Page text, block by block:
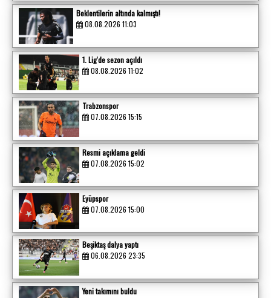
Beklentilerin altında kalmıştı!
08.08.2026 11:03
1. Lig'de sezon açıldı
08.08.2026 11:02
Trabzonspor
07.08.2026 15:15
Resmi açıklama geldi
07.08.2026 15:02
Eyüpspor
07.08.2026 15:00
Beşiktaş dalya yaptı
06.08.2026 23:35
Yeni takımını buldu